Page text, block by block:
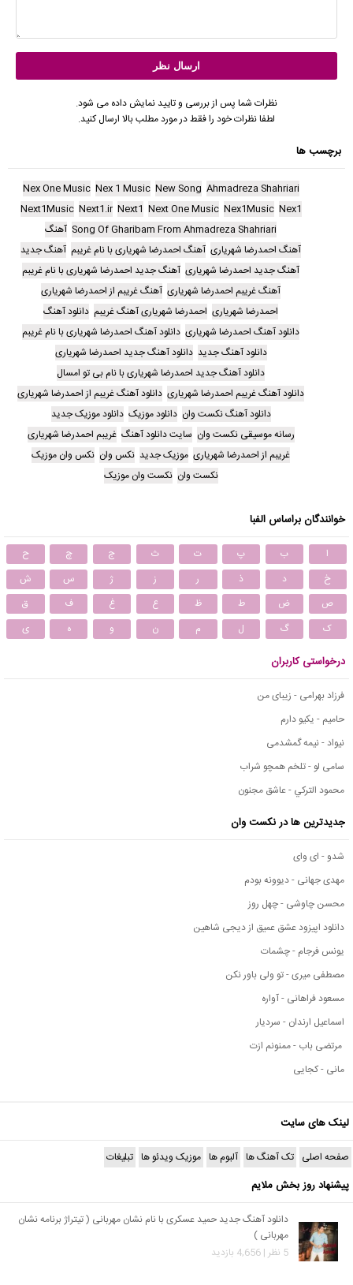
نظرات شما پس از بررسی و تایید نمایش داده می شود.
لطفا نظرات خود را فقط در مورد مطلب بالا ارسال کنید.
برچسب ها
Ahmadreza Shahriari
New Song
Nex 1 Music
Nex One Music
Nex1
Nex1Music
Next One Music
Next1
Next1.ir
Next1Music
Song Of Gharibam From Ahmadreza Shahriari آهنگ
آهنگ احمدرضا شهریاری آهنگ احمدرضا شهریاری با نام غریبم آهنگ جدید
آهنگ جدید احمدرضا شهریاری آهنگ جدید احمدرضا شهریاری با نام غریبم
آهنگ غریبم احمدرضا شهریاری آهنگ غریبم از احمدرضا شهریاری
احمدرضا شهریاری احمدرضا شهریاری آهنگ غریبم دانلود آهنگ
دانلود آهنگ احمدرضا شهریاری دانلود آهنگ احمدرضا شهریاری با نام غریبم
دانلود آهنگ جدید دانلود آهنگ جدید احمدرضا شهریاری
دانلود آهنگ جدید احمدرضا شهریاری با نام بی تو امسال
دانلود آهنگ غریبم احمدرضا شهریاری دانلود آهنگ غریبم از احمدرضا شهریاری
دانلود آهنگ نکست وان دانلود موزیک دانلود موزیک جدید
رسانه موسیقی نکست وان سایت دانلود آهنگ غریبم احمدرضا شهریاری
غریبم از احمدرضا شهریاری موزیک جدید نکس وان نکس وان موزیک
نکست وان نکست وان موزیک
خوانندگان براساس الفبا
ا ب پ ت ث ج چ
ح
خ
د ذ ر ز ژ س
ش
ص
ض ط ظ ع غ ف
ق
ک
گ ل م ن و ه ی
درخواستی کاربران
فرزاد بهرامی - زیبای من
حامیم - یکیو دارم
نیواد - نیمه گمشدمی
سامی لو - تلخم همچو شراب
محمود التركي - عاشق مجنون
جدیدترین ها در نکست وان
شدو - ای وای
مهدی جهانی - دیوونه بودم
محسن چاوشی - چهل روز
دانلود اپیزود عشق عمیق از دیجی شاهین
یونس فرجام - چشمات
مصطفی میری - تو ولی باور نکن
مسعود فراهانی - آواره
اسماعیل ارندان - سردیار
مرتضی باب - ممنونم ازت
مانی - کجایی
لینک های سایت
صفحه اصلی تک آهنگ ها آلبوم ها موزیک ویدئو ها تبلیغات
پیشنهاد روز بخش ملایم
دانلود آهنگ جدید حمید عسکری با نام نشان مهربانی ( تیتراژ برنامه نشان
مهربانی )
5 نظر | 4,656 بازدید